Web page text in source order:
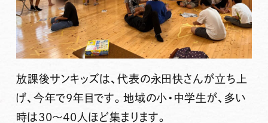
放課後サンキッズは、代表の永田快さんが立ち上
げ、今年で9年目です。地域の小・中学生が、多い
時は30～40人ほど集まります。